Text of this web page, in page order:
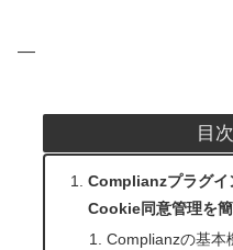
—
目次
Complianzプラグ
Cookie同意管理を
Complianzの基本